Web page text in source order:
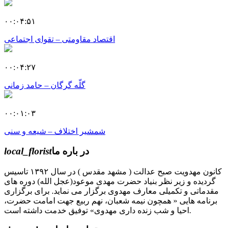
۰۰:۰۴:۵۱
اقتصاد مقاومتی – تقوای اجتماعی
۰۰:۰۴:۲۷
گلّه گرگان – حامد زمانی
۰۰:۰۱:۰۳
شمشیر اختلاف – شیعه و سنی
local_floristدر باره ما
کانون مهدویت صبح عدالت ( مشهد مقدس ) در سال ۱۳۹۲ تاسیس
گردیده و زیر نظر بنیاد حضرت مهدی موعود(عجل الله) دوره های
مقدماتی و تکمیلی معارف مهدوی برگزار می نماید. برای برگزاری
برنامه هایی « همچون نیمه شعبان، نهم ربیع جهت امامت حضرت،
احیا و شب زنده داری مهدوی» توفیق خدمت داشته است.